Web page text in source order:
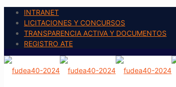
INTRANET
LICITACIONES Y CONCURSOS
TRANSPARENCIA ACTIVA Y DOCUMENTOS
REGISTRO ATE